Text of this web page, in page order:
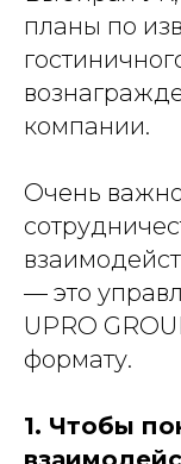
планы по
компании.
Очень
— это
UPRO
формату.
1. Чтобы